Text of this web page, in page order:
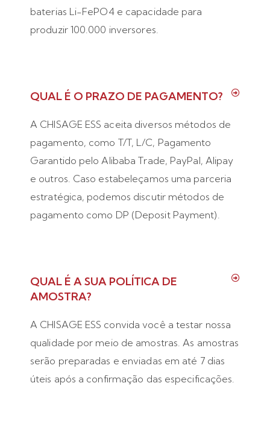
baterias Li-FePO4 e capacidade para
produzir 100.000 inversores.
QUAL É O PRAZO DE PAGAMENTO?
A CHISAGE ESS aceita diversos métodos de
pagamento, como T/T, L/C, Pagamento
Garantido pelo Alibaba Trade, PayPal, Alipay
e outros. Caso estabeleçamos uma parceria
estratégica, podemos discutir métodos de
pagamento como DP (Deposit Payment).
QUAL É A SUA POLÍTICA DE
AMOSTRA?
A CHISAGE ESS convida você a testar nossa
qualidade por meio de amostras. As amostras
serão preparadas e enviadas em até 7 dias
úteis após a confirmação das especificações.